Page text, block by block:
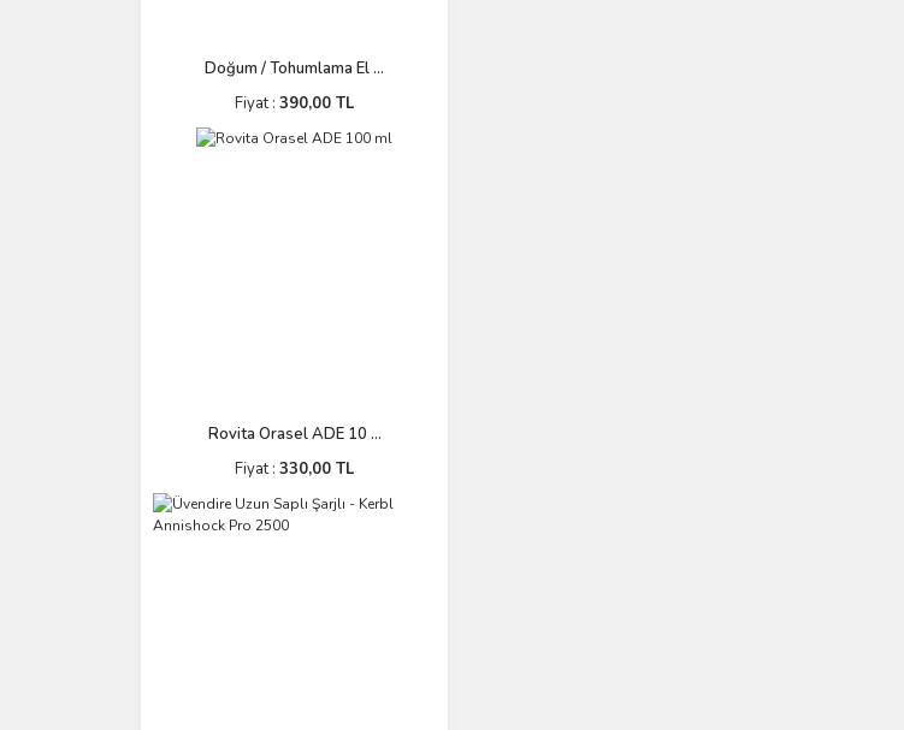
Doğum / Tohumlama El ...
Fiyat : 390,00 TL
Rovita Orasel ADE 10 ...
Fiyat : 330,00 TL